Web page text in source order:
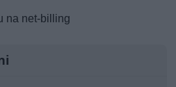
na net-billing